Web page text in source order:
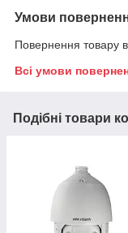
Умови
Повернення товару
Всі умови
Подібні товари